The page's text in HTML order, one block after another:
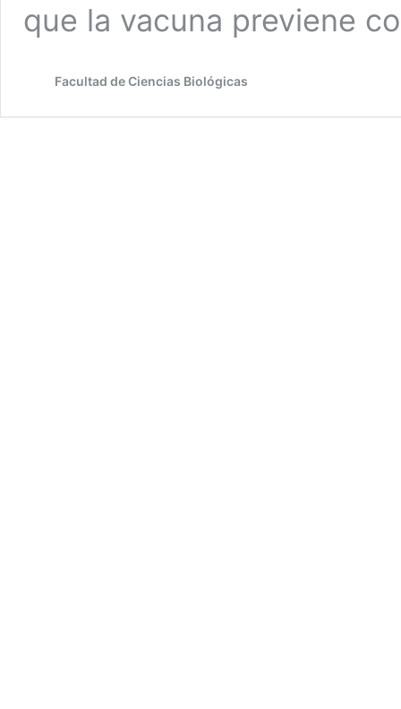
que la vacuna previene
Facultad de Ciencias Biológicas